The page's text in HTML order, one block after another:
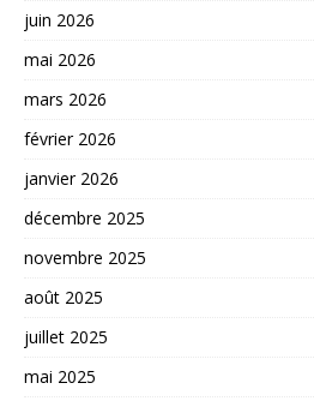
juin 2026
mai 2026
mars 2026
février 2026
janvier 2026
décembre 2025
novembre 2025
août 2025
juillet 2025
mai 2025